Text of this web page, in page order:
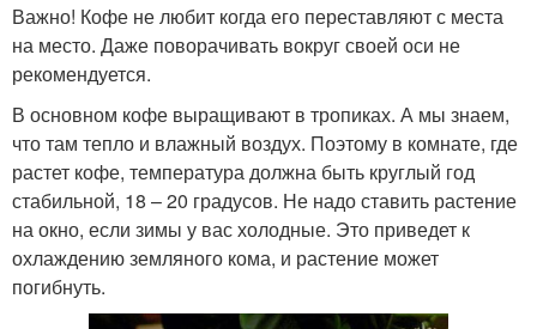
Важно! Кофе не любит когда его переставляют с места
на место. Даже поворачивать вокруг своей оси не
рекомендуется.
В основном кофе выращивают в тропиках. А мы знаем,
что там тепло и влажный воздух. Поэтому в комнате, где
растет кофе, температура должна быть круглый год
стабильной, 18 – 20 градусов. Не надо ставить растение
на окно, если зимы у вас холодные. Это приведет к
охлаждению земляного кома, и растение может
погибнуть.